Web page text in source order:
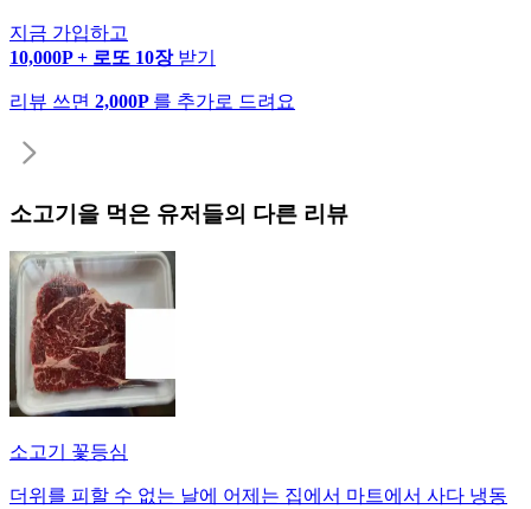
지금 가입하고
10,000P + 로또 10장 받기
리뷰 쓰면 2,000P 를 추가로 드려요
소고기 을 먹은 유저들의 다른 리뷰
소고기 꽃등심
더위를 피할 수 없는 날에 어제는 집에서 마트에서 사다 냉동